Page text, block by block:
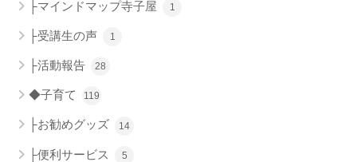
├マインドマップ寺子屋 1
├受講生の声 1
├活動報告 28
◆子育て 119
├お勧めグッズ 14
├便利サービス 5